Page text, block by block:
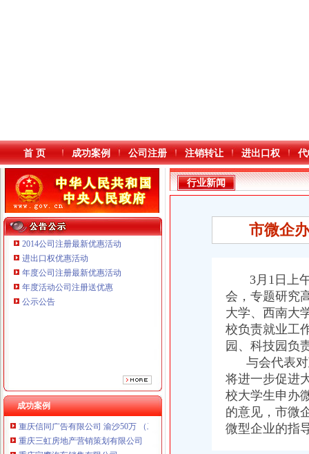
本站导航
首 页 成功案例 公司注册 注销转让 进出口权
2014公司注册最新优惠活动
进出口权优惠活动
年度公司注册最新优惠活动
年度活动公司注册送优惠
公示公告
成功案例
重庆鸽牌电线电缆有限公司 渝北10010万 (进出口权)
重庆傲志众达投资咨询有限责任公司 渝九1000万 （增资）
重庆海谛升进出口贸易有限公司 渝北100万 （进出口权）
重庆奕欣锦诚商贸有限公司 渝九50万 （工商注册）
重庆信同广告有限公司 渝沙50万 （工商注册）
重庆三虹房地产营销策划有限公司
重庆宝鹰汽车销售有限公司
行业新闻
市微企
3月1日上午
会，专题研究
大学、西南大
校负责就业工
园、科技园负
与会代表对
将进一步促进
校大学生申办
的意见，市微
微型企业的指